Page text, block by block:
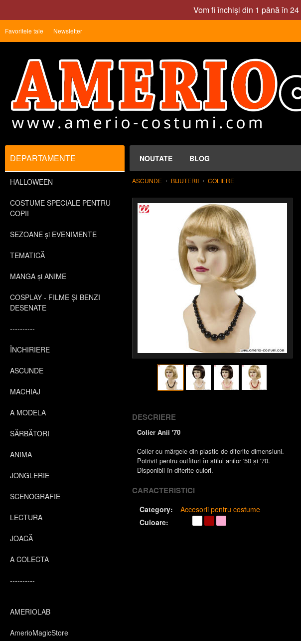
Vom fi închiși din 1 până în
Favoritele tale Newsletter
NOUTATE BLOG
DEPARTAMENTE
HALLOWEEN
COSTUME SPECIALE PENTRU
COPII
SEZOANE și EVENIMENTE
TEMATICĂ
MANGA și ANIME
COSPLAY - FILME ȘI BENZI
DESENATE
----------
ÎNCHIRIERE
ASCUNDE
MACHIAJ
A MODELA
SĂRBĂTORI
ANIMA
JONGLERIE
SCENOGRAFIE
LECTURA
JOACĂ
A COLECTA
----------
AMERIOLAB
AmerioMagicStore
ASCUNDE BIJUTERII COLIERE
DESCRIERE
Colier Anii '70
Colier cu mărgele din plastic de diferite dimensiuni.
Potrivit pentru outfituri în stilul anilor '50 și '70.
Disponibil în diferite culori.
CARACTERISTICI
Category:
Accesorii pentru costume
Culoare: